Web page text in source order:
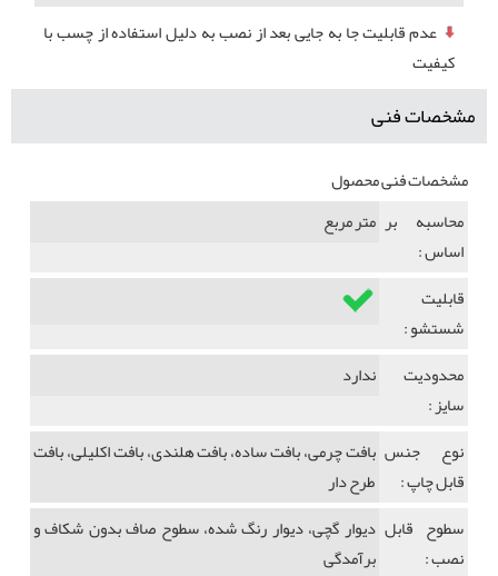
عدم قابلیت جا به جایی بعد از نصب به دلیل استفاده از چسب با
کیفیت
مشخصات فنی
مشخصات فنی محصول
محاسبه بر
اساس :
متر مربع
قابلیت
شستشو :
محدودیت
سایز :
ندارد
نوع جنس
قابل چاپ :
بافت چرمی، بافت ساده، بافت هلندی، بافت اکلیلی، بافت
طرح دار
سطوح قابل
نصب :
دیوار گچی، دیوار رنگ شده، سطوح صاف بدون شکاف و
برآمدگی